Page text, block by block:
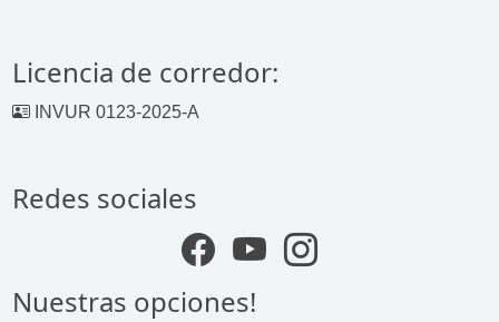
Licencia de corredor:
INVUR 0123-2025-A
Redes sociales
Nuestras opciones!